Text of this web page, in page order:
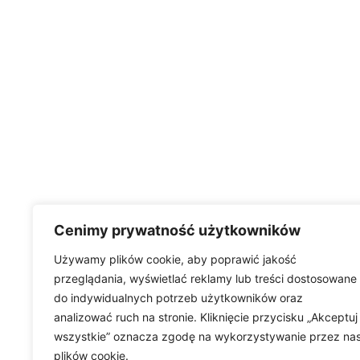
Cenimy prywatność użytkowników
Używamy plików cookie, aby poprawić jakość
przeglądania, wyświetlać reklamy lub treści dostosowane
do indywidualnych potrzeb użytkowników oraz
analizować ruch na stronie. Kliknięcie przycisku „Akceptuj
wszystkie” oznacza zgodę na wykorzystywanie przez
plików cookie.